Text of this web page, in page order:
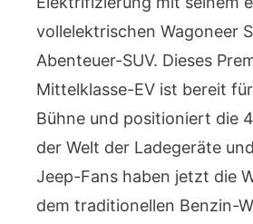
vollelektrischen Wagoneer
Abenteuer-SUV. Dieses
Mittelklasse-EV ist bereit
Bühne und positioniert die
der Welt der Ladegeräte
Jeep-Fans haben jetzt die
dem traditionellen Benzin-